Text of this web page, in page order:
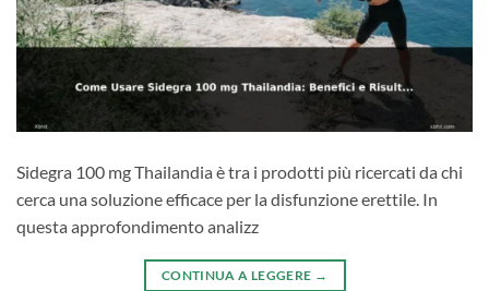
Sidegra 100 mg Thailandia è tra i prodotti più ricercati da chi
cerca una soluzione efficace per la disfunzione erettile. In
questa approfondimento analizz
CONTINUA A LEGGERE →